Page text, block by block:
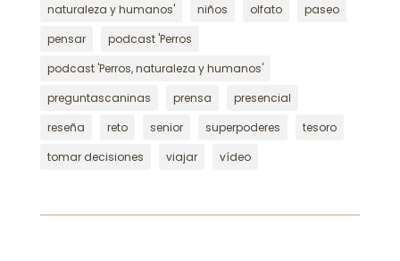
naturaleza y humanos'
niños olfato
paseo
pensar
podcast 'Perros
podcast 'Perros, naturaleza y humanos'
preguntascaninas
prensa
presencial
reseña
reto senior superpoderes
tesoro
tomar decisiones
viajar vídeo